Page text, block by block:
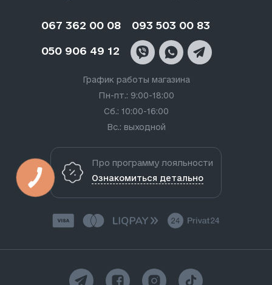
067 362 00 08 093 503 00 83
050 906 49 12
График работы магазина
Пн-пт.: 9:00-18:00
Сб.: 10:00-16:00
Вс.: выходной
Про программу лояльности
Ознакомиться детально